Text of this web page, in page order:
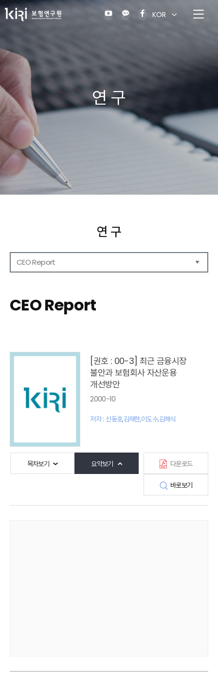
KOR
연 구
연 구
CEO Report
CEO Brief
영상자료
CEO Report
[권호 : 00-3] 최근 금융시장
불안과 보험회사 자산운용
개선방안
2000-10
저자 : 신동호,김재현,이도수,김해식
목차보기 요약보기 다운로드
바로보기